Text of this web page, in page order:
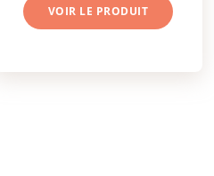
VOIR LE PRODUIT